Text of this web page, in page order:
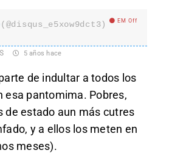
(@disqus_e5xow9dct3) EM Off
5 años hace
de indultar a todos los
esa pantomima. Pobres,
de estado aun más cutres
y a ellos los meten en
meses).